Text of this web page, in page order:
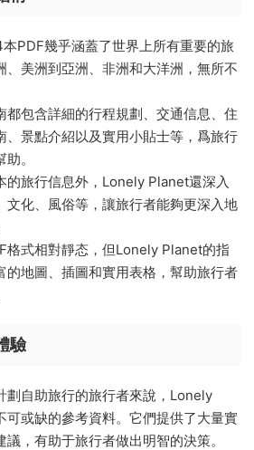
本PDF幾乎涵蓋了世界上所有重要的旅
、美洲到亞洲、非洲和大洋洲，無所不
都包含詳細的行程規劃、交通信息、住
、景點介紹以及實用小貼士等，爲旅行
。
的旅行信息外，Lonely Planet還深入
文化、風俗等，讓旅行者能夠更深入地
格式相對靜态，但Lonely Planet的指
的地圖、插圖和實用表格，幫助旅行者
驗
劃自助旅行的旅行者來說，Lonely
可或缺的參考資料。它們提供了大量實
，有助于旅行者做出明智的決策。